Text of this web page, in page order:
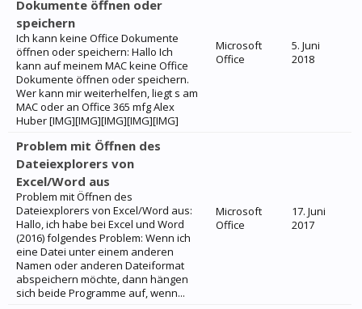
Dokumente öffnen oder
speichern
Ich kann keine Office Dokumente
öffnen oder speichern: Hallo Ich
kann auf meinem MAC keine Office
Dokumente öffnen oder speichern.
Wer kann mir weiterhelfen, liegt s am
MAC oder an Office 365 mfg Alex
Huber [IMG][IMG][IMG][IMG][IMG]
Microsoft
Office
5. Juni
2018
Problem mit Öffnen des
Dateiexplorers von
Excel/Word aus
Problem mit Öffnen des
Dateiexplorers von Excel/Word aus:
Hallo, ich habe bei Excel und Word
(2016) folgendes Problem: Wenn ich
eine Datei unter einem anderen
Namen oder anderen Dateiformat
abspeichern möchte, dann hängen
sich beide Programme auf, wenn...
Microsoft
Office
17. Juni
2017